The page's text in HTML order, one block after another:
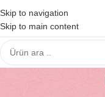
Skip to navigation
Skip to main content